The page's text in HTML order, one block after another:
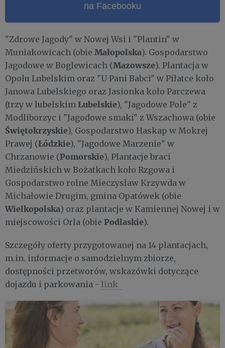
na Facebooku
"Zdrowe Jagody" w Nowej Wsi i "Plantin" w
Muniakowicach (obie Małopolska). Gospodarstwo
Jagodowe w Boglewicach (Mazowsze). Plantacja w
Opolu Lubelskim oraz "U Pani Babci" w Piłatce koło
Janowa Lubelskiego oraz Jasionka koło Parczewa
(trzy w lubelskim Lubelskie), "Jagodowe Pole" z
Modliborzyc i "Jagodowe smaki" z Wszachowa (obie
Świętokrzyskie), Gospodarstwo Haskap w Mokrej
Prawej (Łódzkie), "Jagodowe Marzenie" w
Chrzanowie (Pomorskie), Plantacje braci
Miedzińskich w Bożatkach koło Rzgowa i
Gospodarstwo rolne Mieczysław Krzywda w
Michałowie Drugim, gmina Opatówek (obie
Wielkopolska) oraz plantacje w Kamiennej Nowej i w
miejscowości Orla (obie Podlaskie).
Szczegóły oferty przygotowanej na 14 plantacjach,
m.in. informacje o samodzielnym zbiorze,
dostępności przetworów, wskazówki dotyczące
dojazdu i parkowania - link